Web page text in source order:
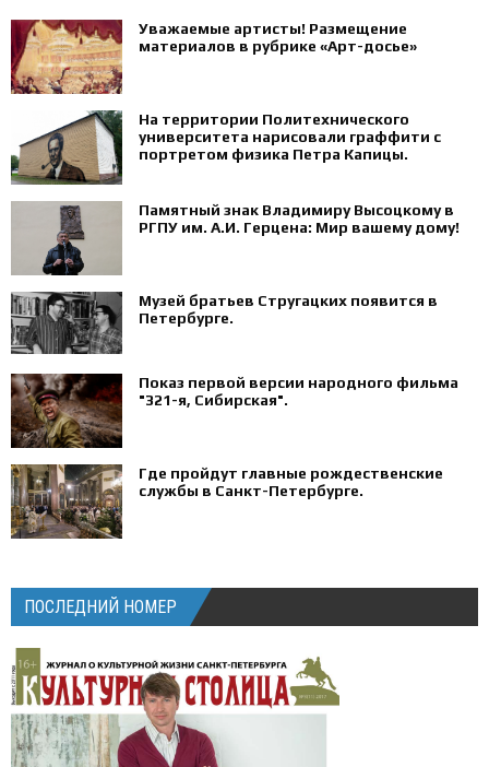
Уважаемые артисты! Размещение
материалов в рубрике «Арт-досье»
На территории Политехнического
университета нарисовали граффити с
портретом физика Петра Капицы.
Памятный знак Владимиру Высоцкому в
РГПУ им. А.И. Герцена: Мир вашему дому!
Музей братьев Стругацких появится в
Петербурге‍.
Показ первой версии народного фильма
"321-я, Сибирская".
Где пройдут главные рождественские
службы в Санкт-Петербурге.
ПОСЛЕДНИЙ НОМЕР